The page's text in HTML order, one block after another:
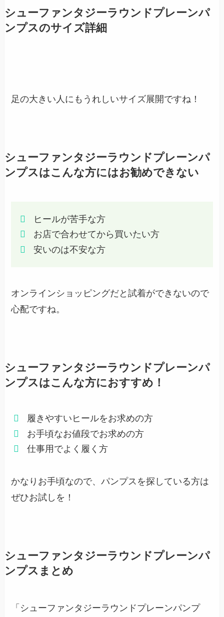
シューファンタジーラウンドプレーンパ
ンプスのサイズ詳細
足の大きい人にもうれしいサイズ展開ですね！
シューファンタジーラウンドプレーンパ
ンプスはこんな方にはお勧めできない
ヒールが苦手な方
お店で合わせてから買いたい方
安いのは不安な方
オンラインショッピングだと試着ができないので
心配ですね。
シューファンタジーラウンドプレーンパ
ンプスはこんな方におすすめ！
履きやすいヒールをお求めの方
お手頃なお値段でお求めの方
仕事用でよく履く方
かなりお手頃なので、パンプスを探している方は
ぜひお試しを！
シューファンタジーラウンドプレーンパ
ンプスまとめ
「シューファンタジーラウンドプレーンパンプ